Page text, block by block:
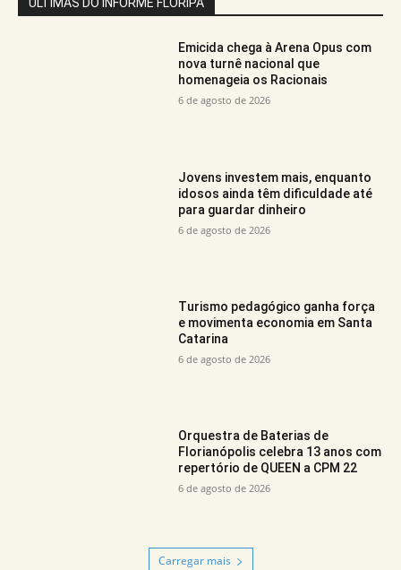
ÚLTIMAS DO INFORME FLORIPA
Emicida chega à Arena Opus com
nova turnê nacional que
homenageia os Racionais
6 de agosto de 2026
Jovens investem mais, enquanto
idosos ainda têm dificuldade até
para guardar dinheiro
6 de agosto de 2026
Turismo pedagógico ganha força
e movimenta economia em Santa
Catarina
6 de agosto de 2026
Orquestra de Baterias de
Florianópolis celebra 13 anos com
repertório de QUEEN a CPM 22
6 de agosto de 2026
Carregar mais